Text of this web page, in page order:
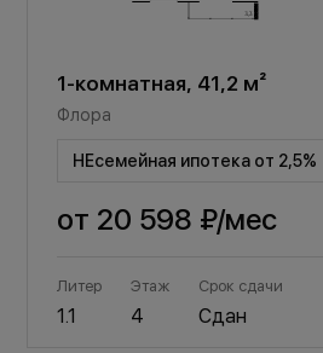
1-комнатная, 41,2 м²
Флора
НЕсемейная ипотека от 2,5%
от 20 598 ₽/мес
Литер
1.1
Этаж
4
Срок сдачи
Сдан